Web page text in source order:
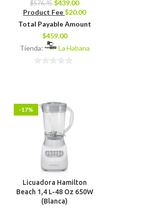
$576.45 $439.00
Product Fee$20.00
Total Payable Amount
$459.00
Tienda:
La Habana
-17%
Licuadora Hamilton
Beach 1,4 L-48 Oz 650W
(Blanca)